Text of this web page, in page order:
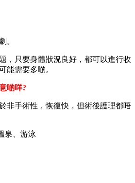
。
，只要身體狀況良好，都可以進行收
能需要多啲。
啲咩?
非手術性，恢復快，但術後護理都唔
泉、游泳